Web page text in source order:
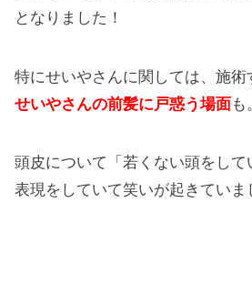
となりました！
特にせいやさんに関しては、施術
せいやさんの前髪に戸惑う場面も
頭皮について「若くない頭をし
表現をしていて笑いが起きていま